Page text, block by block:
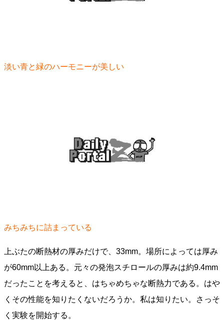
淡い青と緑のハーモニーが美しい
みちみちに詰まっている
上ぶたの断熱材の厚みだけで、33mm。場所によっては厚み
が60mm以上ある。元々の発泡スチロールの厚みは約9.4mm
だったことを考えると、はちゃめちゃな断熱力である。はや
くその性能を知りたくないだろうか。私は知りたい。さっそ
く実験を開始する。